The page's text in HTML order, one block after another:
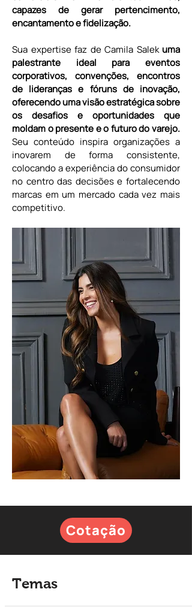
capazes de gerar pertencimento,
encantamento e fidelização.
Sua expertise faz de Camila Salek uma
palestrante ideal para eventos
corporativos, convenções, encontros
de lideranças e fóruns de inovação,
oferecendo uma visão estratégica sobre
os desafios e oportunidades que
moldam o presente e o futuro do varejo.
Seu conteúdo inspira organizações a
inovarem de forma consistente,
colocando a experiência do consumidor
no centro das decisões e fortalecendo
marcas em um mercado cada vez mais
competitivo.
Cotação
Temas